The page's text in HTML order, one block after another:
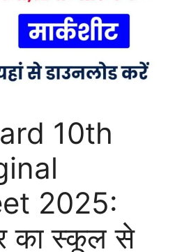
10th
2025:
का स्कूल से